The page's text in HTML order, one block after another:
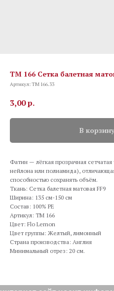
TM 166 Сетка балетная
Артикул:TM 166.33
3,00р.
В корзину
Фатин — лёгкая прозрачная
нейлона или полиамида),
способностью сохранять объём.
Ткань: Сетка балетная матовая FF9
Ширина: 135 см-150 см
Состав: 100% PE
Артикул: TM 166
Цвет: Flo Lemon
Цвет группы: Желтый, лимонный
Страна производства: Англия
Минимальный отрез: 20 см.